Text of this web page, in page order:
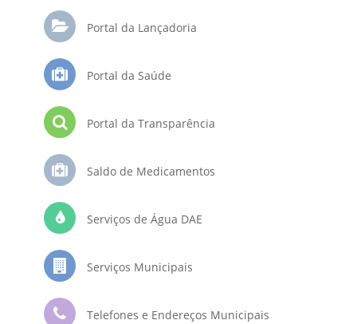
Portal da Lançadoria
Portal da Saúde
Portal da Transparência
Saldo de Medicamentos
Serviços de Água DAE
Serviços Municipais
Telefones e Endereços Municipais